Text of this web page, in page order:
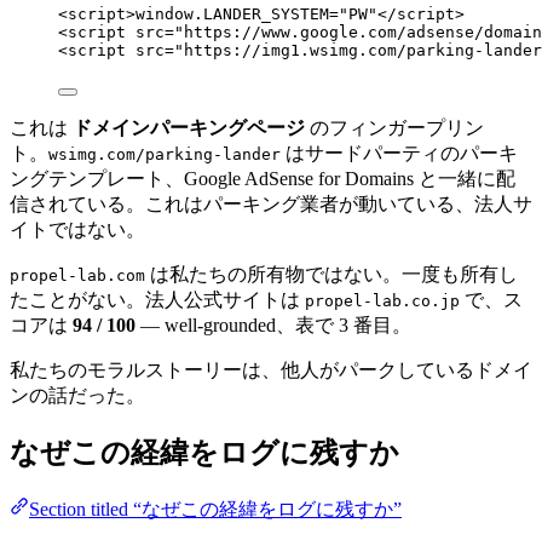
<script>window . LANDER_SYSTEM=" PW"</script>
<script src=" https://www.google.com/adsense/
<script src=" https://img1.wsimg.com/parking-
これは ドメインパーキングページ のフィンガープリン
ト。 wsimg.com/parking-lander はサードパーティのパーキ
ングテンプレート、Google AdSense for Domains と一緒に配
信されている。これはパーキング業者が動いている、法人サ
イトではない。
propel-lab.com は私たちの所有物ではない。一度も所有し
たことがない。法人公式サイトは propel-lab.co.jp で、ス
コアは 94 / 100 — well-grounded、表で 3 番目。
私たちのモラルストーリーは、他人がパークしているドメイ
ンの話だった。
なぜこの経緯をログに残すか
Section titled “なぜこの経緯をログに残すか”